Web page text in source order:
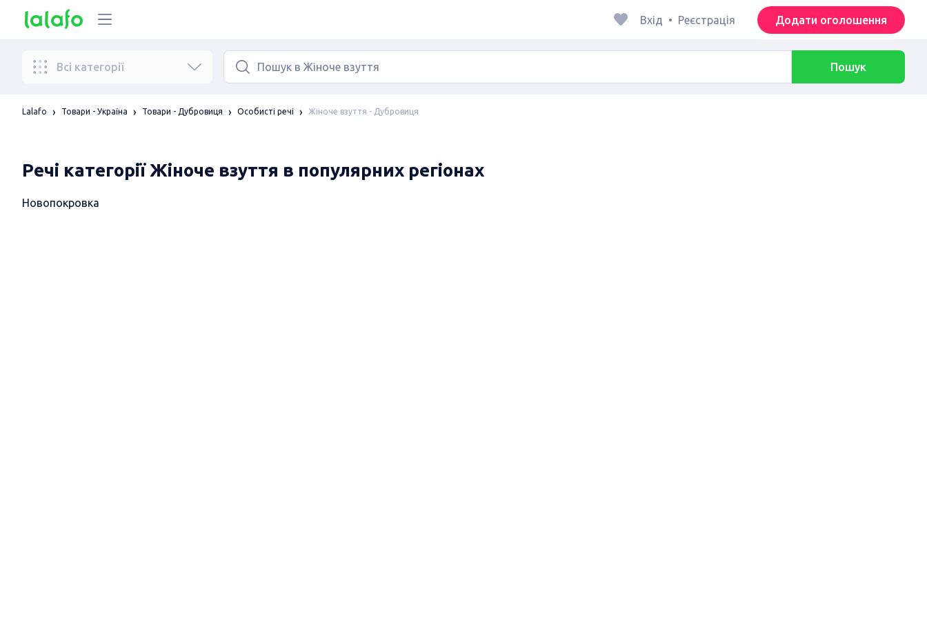
Вхід • Реєстрація Додати оголошення
Всі категорії Пошук
Lalafo Товари - Україна Товари - Дубровиця Особисті речі Жіноче взуття - Дубровиця
Речі категорії Жіноче взуття в популярних регіонах
Новопокровка